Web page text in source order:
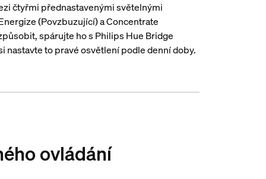
čtyřmi přednastavenými světelnými
(Povzbuzující) a Concentrate
spárujte ho s Philips Hue Bridge
to pravé osvětlení podle denní doby.
ovládání